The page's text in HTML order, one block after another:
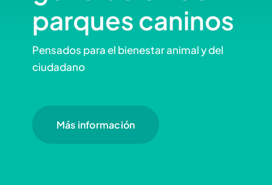
parques caninos
Pensados para el bienestar animal y del
ciudadano
Más información